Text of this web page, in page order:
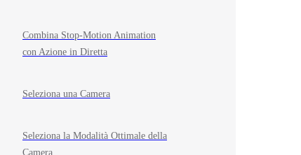
Combina Stop-Motion Animation
con Azione in Diretta
Seleziona una Camera
Seleziona la Modalità Ottimale della
Camera